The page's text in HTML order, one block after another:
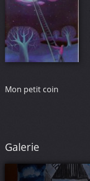
Mon petit coin
Galerie